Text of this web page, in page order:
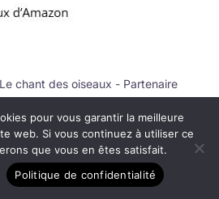
chant des oiseaux - Partenaire
A propos
Contact
Plan du site
pour vous garantir la meilleure
web. Si vous continuez à utiliser ce
que vous en êtes satisfait.
Politique de confidentialité